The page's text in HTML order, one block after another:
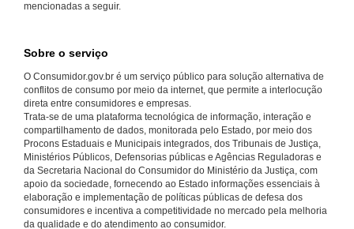
mencionadas a seguir.
Sobre o serviço
O Consumidor.gov.br é um serviço público para solução alternativa de
conflitos de consumo por meio da internet, que permite a interlocução
direta entre consumidores e empresas.
Trata-se de uma plataforma tecnológica de informação, interação e
compartilhamento de dados, monitorada pelo Estado, por meio dos
Procons Estaduais e Municipais integrados, dos Tribunais de Justiça,
Ministérios Públicos, Defensorias públicas e Agências Reguladoras e
da Secretaria Nacional do Consumidor do Ministério da Justiça, com
apoio da sociedade, fornecendo ao Estado informações essenciais à
elaboração e implementação de políticas públicas de defesa dos
consumidores e incentiva a competitividade no mercado pela melhoria
da qualidade e do atendimento ao consumidor.